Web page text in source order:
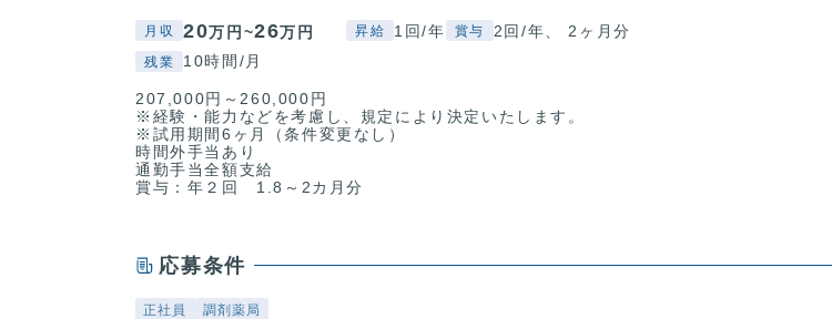
月収 20万円~26万円 昇給 1回/年 賞与 2回/年、 2ヶ月分
残業 10時間/月
207,000円～260,000円
※経験・能力などを考慮し、規定により決定いたします。
※試用期間6ヶ月（条件変更なし）
時間外手当あり
通勤手当全額支給
賞与：年２回 1.8～2カ月分
応募条件
正社員 調剤薬局